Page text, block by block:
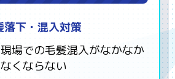
落下・混入対策
現場での毛髪混入がなかなか
なくならない